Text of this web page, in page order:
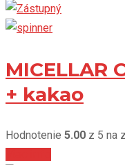
MICELLAR
+ kakao
Hodnotenie 5.00 z 5 na